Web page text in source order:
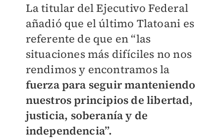
La titular del Ejecutivo Federal
añadió que el último Tlatoani es
referente de que en “las
situaciones más difíciles no nos
rendimos y encontramos la
fuerza para seguir manteniendo
nuestros principios de libertad,
justicia, soberanía y de
independencia”.